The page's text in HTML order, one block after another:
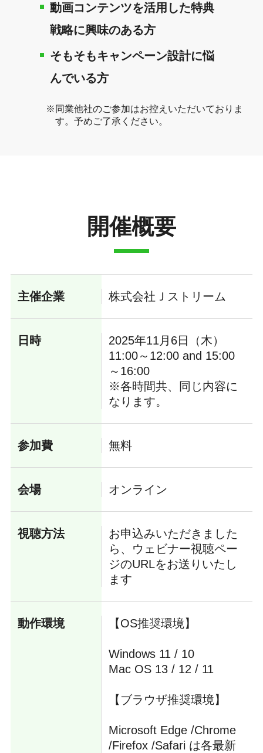
動画コンテンツを活用した特典
戦略に興味のある方
そもそもキャンペーン設計に悩
んでいる方
同業他社のご参加はお控えいただいておりま
す。予めご了承ください。
開催概要
主催企業 株式会社Ｊストリーム
日時
2025年11月6日（木）
11:00～12:00 and 15:00
～16:00
※各時間共、同じ内容に
なります。
参加費 無料
会場 オンライン
視聴方法
お申込みいただきました
ら、ウェビナー視聴ペー
ジのURLをお送りいたし
ます
動作環境 【OS推奨環境】
Windows 11 / 10
Mac OS 13 / 12 / 11
【ブラウザ推奨環境】
Microsoft Edge /Chrome
/Firefox /Safari は各最新